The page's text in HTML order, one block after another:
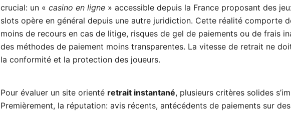
crucial: un « casino en ligne » accessible depuis la France proposant des
slots opère en général depuis une autre juridiction. Cette réalité comporte
moins de recours en cas de litige, risques de gel de paiements ou de frais
des méthodes de paiement moins transparentes. La vitesse de retrait ne
la conformité et la protection des joueurs.
Pour évaluer un site orienté retrait instantané, plusieurs critères solides
Premièrement, la réputation: avis récents, antécédents de paiements sur